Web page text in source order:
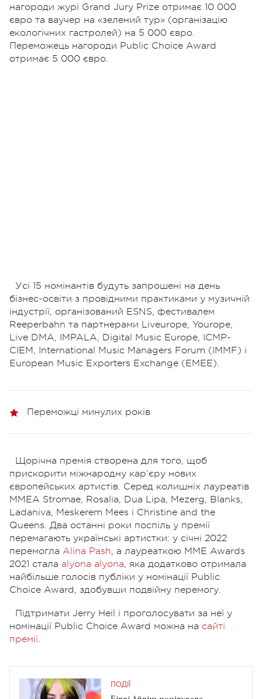
нагороди журі Grand Jury Prize отримає 10 000
євро та ваучер на «зелений тур» (організацію
екологічних гастролей) на 5 000 євро.
Переможець нагороди Public Choice Award
отримає 5 000 євро.
Усі 15 номінантів будуть запрошені на день
бізнес-освіти з провідними практиками у музичній
індустрії, організований ESNS, фестивалем
Reeperbahn та партнерами Liveurope, Yourope,
Live DMA, IMPALA, Digital Music Europe, ICMP-
CIEM, International Music Managers Forum (IMMF) і
European Music Exporters Exchange (EMEE).
Переможці минулих років
Щорічна премія створена для того, щоб
прискорити міжнародну кар’єру нових
європейських артистів. Серед колишніх лауреатів
MMEA Stromae, Rosalia, Dua Lipa, Mezerg, Blanks,
Ladaniva, Meskerem Mees і Christine and the
Queens. Два останні роки поспіль у премії
перемагають українські артистки: у січні 2022
перемогла Alina Pash, а лауреаткою ММE Awards
2021 стала alyona alyona, яка додатково отримала
найбільше голосів публіки у номінації Public
Choice Award, здобувши подвійну перемогу.
Підтримати Jerry Heil і проголосувати за неї у
номінації Public Choice Award можна на сайті
премії.
ПОДІЇ